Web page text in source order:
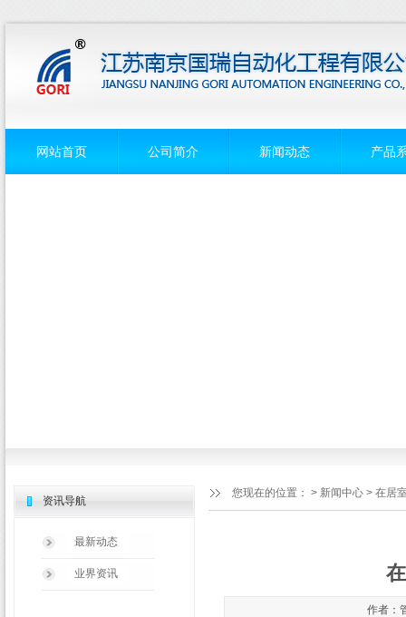
网站首页 公司简介 新闻动态 产品
您现在的位置： > 新闻中心 > 在居
资讯导航
最新动态
业界资讯
作者：